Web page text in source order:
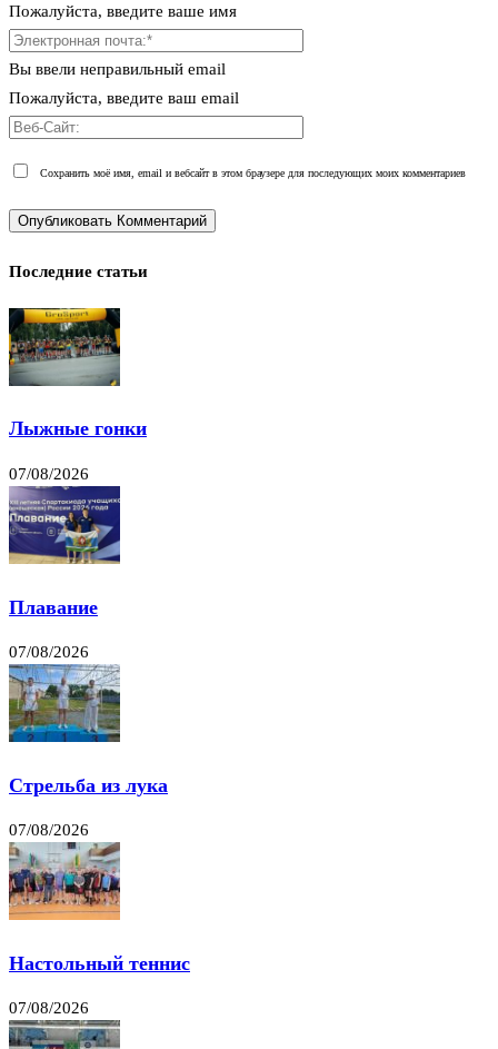
Пожалуйста, введите ваше имя
Вы ввели неправильный email
Пожалуйста, введите ваш email
Сохранить моё имя, email и вебсайт в этом браузере для последующих моих комментариев
Последние статьи
Лыжные гонки
07/08/2026
Плавание
07/08/2026
Стрельба из лука
07/08/2026
Настольный теннис
07/08/2026